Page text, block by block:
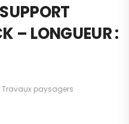
– LONGUEUR :
Travaux paysagers